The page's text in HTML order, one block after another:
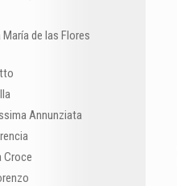
de las Flores
Annunziata
Croce